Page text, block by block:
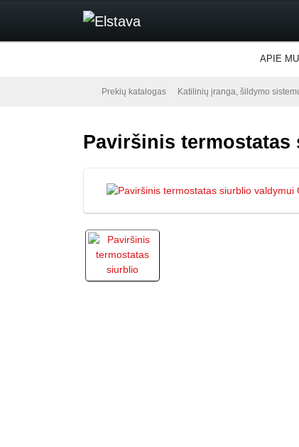
APIE
Prekių katalogas Katilinių įranga, šildymo
Paviršinis termostatas